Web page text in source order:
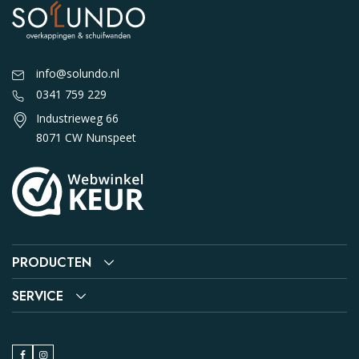
info@solundo.nl
0341 759 229
Industrieweg 66
8071 CW Nunspeet
PRODUCTEN
SERVICE